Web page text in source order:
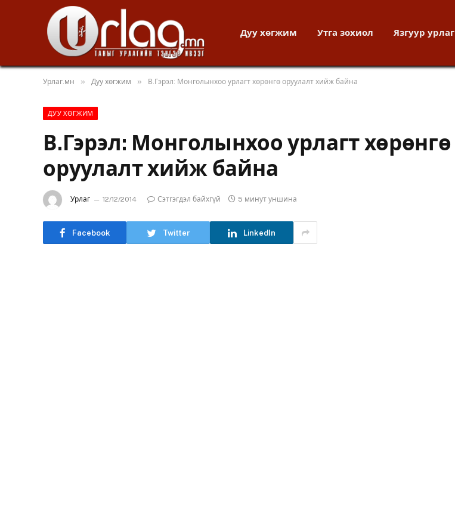
Дуу хөгжим Утга зохиол Язгуур урлаг
Урлаг.мн » Дуу хөгжим » В.Гэрэл: Монголынхоо урлагт хөрөнгө оруулалт хийж байна
ДУУ ХӨГЖИМ
В.Гэрэл: Монголынхоо урлагт хөрөнгө
оруулалт хийж байна
Урлаг 12/12/2014 Сэтгэгдэл байхгүй 5 минут уншина
Facebook Twitter LinkedIn